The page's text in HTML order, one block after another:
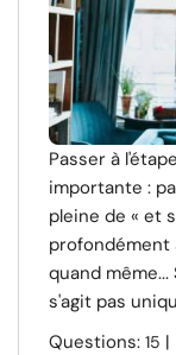
Passer à
importante :
pleine de « et
profondément
quand
s'agit pas
Questions: 15 |